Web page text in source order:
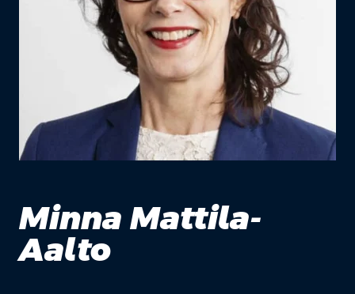
Minna Mattila-
Aalto